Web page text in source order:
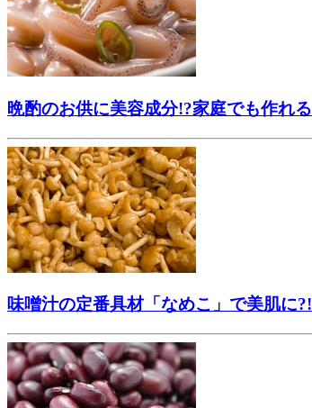
晩酌のお供に美容成分!?家庭でも作れ
味噌汁の定番具材「なめこ」で美肌に